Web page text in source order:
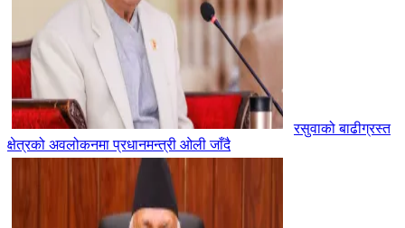
रसुवाको बाढीग्रस्त
क्षेत्रको अवलोकनमा प्रधानमन्त्री ओली जाँदै